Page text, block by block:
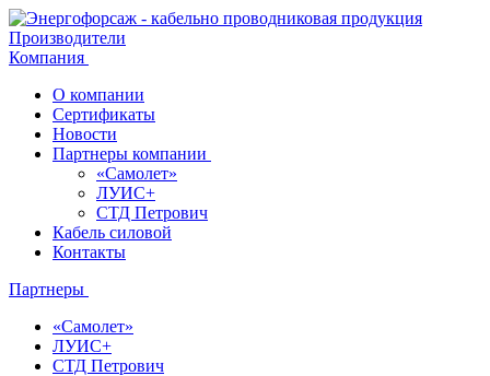
Производители
Компания
О компании
Сертификаты
Новости
Партнеры компании
«Самолет»
ЛУИС+
СТД Петрович
Кабель силовой
Контакты
Партнеры
«Самолет»
ЛУИС+
СТД Петрович